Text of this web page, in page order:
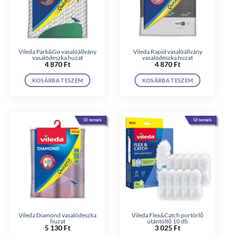
Vileda Park&Go vasalóállvány
vasalódeszka huzat
4 870 Ft
KOSÁRBA TESZEM
Vileda Rapid vasalóállvány
vasalódeszka huzat
4 870 Ft
KOSÁRBA TESZEM
ÚJ termék
Vileda Diamond vasalódeszka
huzat
5 130 Ft
ÚJ termék
Vileda Flex&Catch portörlő
utántöltő 10 db
3 025 Ft